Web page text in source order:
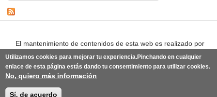
en
El mantenimiento de contenidos de esta web es realizado por
idea original de knoWare y diseño original de
Utilizamos cookies para mejorar tu experiencia.Pinchando en cualquier
enlace de esta página estás dando tu consentimiento para utilizar cookies.
No, quiero más información
Sí, de acuerdo